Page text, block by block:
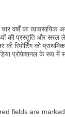
वर्षों का व्यावसायिक
की प्रस्तुति और
की रिपोर्टिंग को
प्रोफेशनल के रूप में
fields are marked